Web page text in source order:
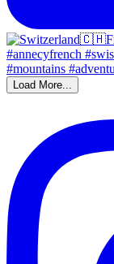
Load More...